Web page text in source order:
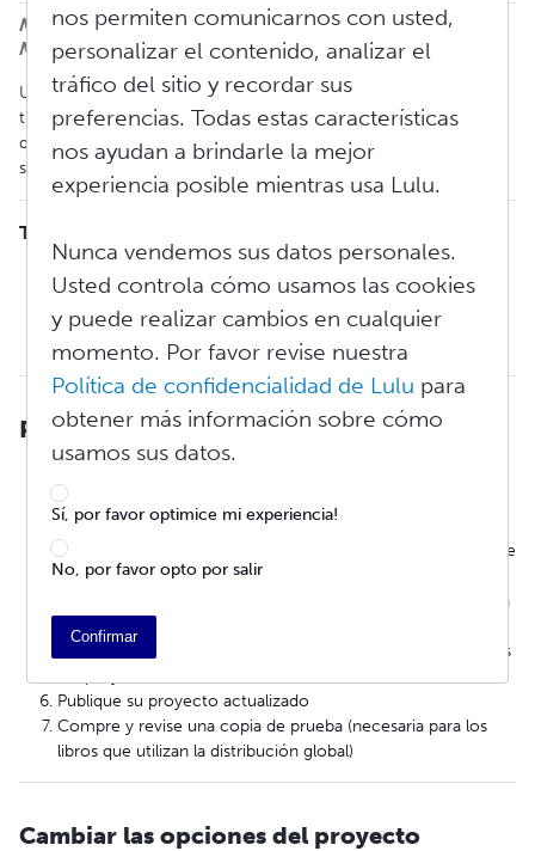
Imprimir
Modificado en: Mie, Jul 16, 2025 a 2:34 P.
M.
Una vez publicado un proyecto, como creador o creador usted
tiene el control sobre todos los aspectos del contenido, la
disponibilidad y los detalles, y usted puede hacer cambios
siempre que quiera.
Tabla de contenidos
Cambiar las opciones del proyecto
Eliminar una revisión de un proyecto publicado
Editar un proyecto con un ISBN
Para revisar su libro publicado
Haga clic en
actualizar
Actualice la información según sea necesario y/o reemplace
sus archivos
Asegúrese de que todos los pasos estén marcados con una
marca de verificación verde
y confirme las nuevas especificaciones
Publique su proyecto actualizado
Compre y revise una copia de prueba (necesaria para los
libros que utilizan la distribución global)
Cambiar las opciones del proyecto
nos permiten comunicarnos con usted,
personalizar el contenido, analizar el
tráfico del sitio y recordar sus
preferencias. Todas estas características
nos ayudan a brindarle la mejor
experiencia posible mientras usa Lulu.
Nunca vendemos sus datos personales.
Usted controla cómo usamos las cookies
y puede realizar cambios en cualquier
momento. Por favor revise nuestra
Política de confidencialidad de Lulu para
obtener más información sobre cómo
usamos sus datos.
Sí, por favor optimice mi experiencia!
No, por favor opto por salir
Confirmar